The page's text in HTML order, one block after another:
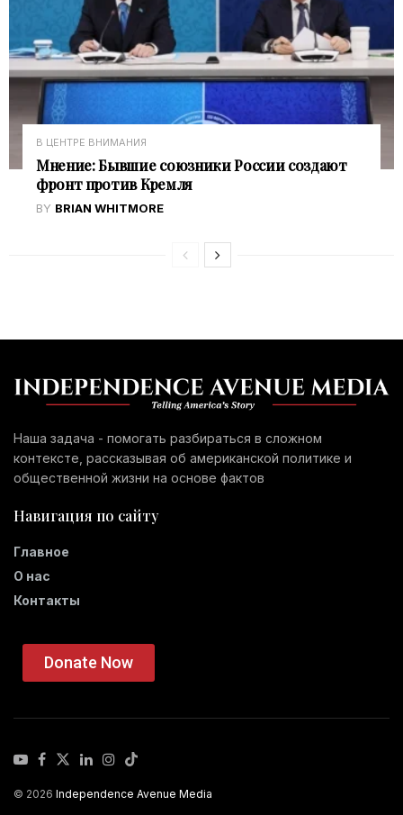
В ЦЕНТРЕ ВНИМАНИЯ
Мнение: Бывшие союзники России создают
фронт против Кремля
BY BRIAN WHITMORE
Наша задача - помогать разбираться в сложном
контексте, рассказывая об американской политике и
общественной жизни на основе фактов
Навигация по сайту
Главное
О нас
Контакты
Donate Now
© 2026 Independence Avenue Media